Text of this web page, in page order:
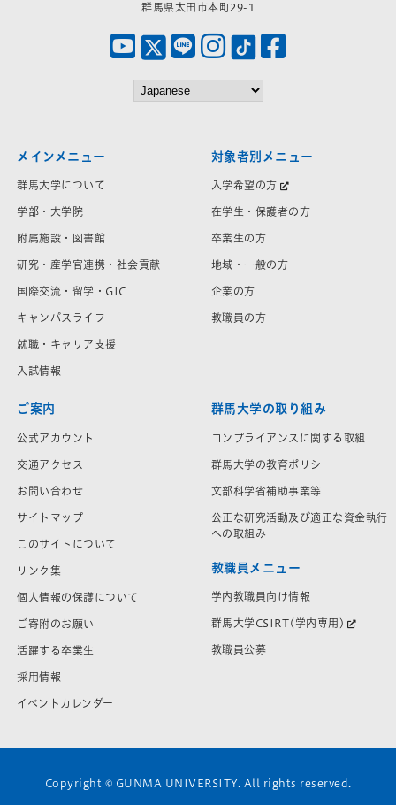
群馬県太田市本町29-1
メインメニュー
群馬大学について
学部・大学院
附属施設・図書館
研究・産学官連携・社会貢献
国際交流・留学・GIC
キャンパスライフ
就職・キャリア支援
入試情報
対象者別メニュー
入学希望の方
在学生・保護者の方
卒業生の方
地域・一般の方
企業の方
教職員の方
ご案内
公式アカウント
交通アクセス
お問い合わせ
サイトマップ
このサイトについて
リンク集
個人情報の保護について
ご寄附のお願い
活躍する卒業生
採用情報
イベントカレンダー
群馬大学の取り組み
コンプライアンスに関する取組
群馬大学の教育ポリシー
文部科学省補助事業等
公正な研究活動及び適正な資金執行
への取組み
教職員メニュー
学内教職員向け情報
群馬大学CSIRT(学内専用)
教職員公募
Copyright © GUNMA UNIVERSITY. All rights reserved.